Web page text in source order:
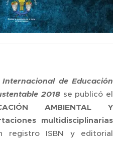
de Educación
2018se publicó el
AMBIENTAL Y
multidisciplinarias
registro ISBN y editorial